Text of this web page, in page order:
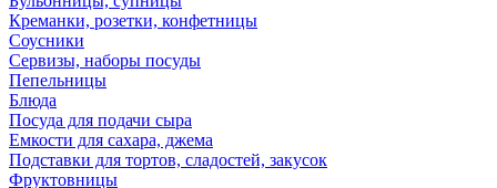
Креманки, розетки, конфетницы
Соусники
Сервизы, наборы посуды
Пепельницы
Блюда
Посуда для подачи сыра
Емкости для сахара, джема
Подставки для тортов, сладостей, закусок
Фруктовницы